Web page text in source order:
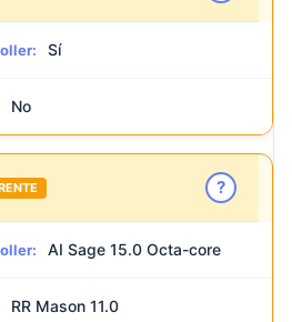
Sí
No
?
AI Sage 15.0 Octa-core
RR Mason 11.0